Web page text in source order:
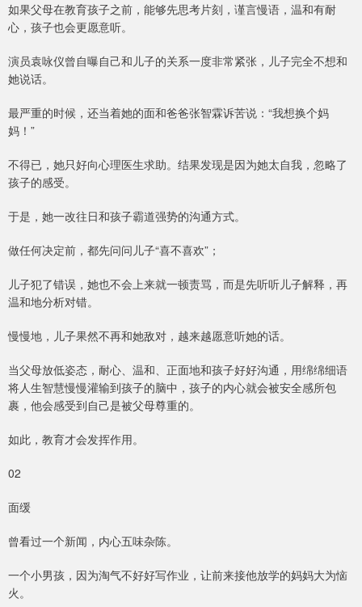
如果父母在教育孩子之前，能够先思考片刻，谨言慢语，温和有耐
心，孩子也会更愿意听。
演员袁咏仪曾自曝自己和儿子的关系一度非常紧张，儿子完全不想和
她说话。
最严重的时候，还当着她的面和爸爸张智霖诉苦说：“我想换个妈
妈！”
不得已，她只好向心理医生求助。结果发现是因为她太自我，忽略了
孩子的感受。
于是，她一改往日和孩子霸道强势的沟通方式。
做任何决定前，都先问问儿子“喜不喜欢”；
儿子犯了错误，她也不会上来就一顿责骂，而是先听听儿子解释，再
温和地分析对错。
慢慢地，儿子果然不再和她敌对，越来越愿意听她的话。
当父母放低姿态，耐心、温和、正面地和孩子好好沟通，用绵绵细语
将人生智慧慢慢灌输到孩子的脑中，孩子的内心就会被安全感所包
裹，他会感受到自己是被父母尊重的。
如此，教育才会发挥作用。
02
面缓
曾看过一个新闻，内心五味杂陈。
一个小男孩，因为淘气不好好写作业，让前来接他放学的妈妈大为恼
火。